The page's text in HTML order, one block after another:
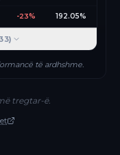
-23% 192.05%
33)
të ardhshme.
tregtar-ë.